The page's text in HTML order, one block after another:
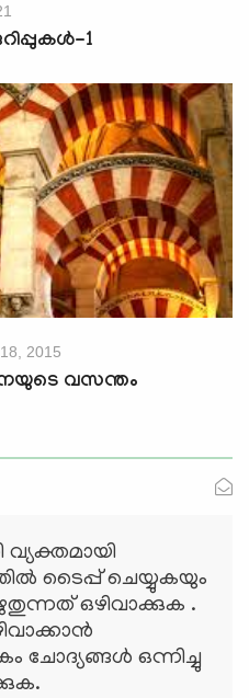
1
2015
വസന്തം
ടൈപ്പ് ചെയ്യുകയും
ഒഴിവാക്കുക .
ചോദ്യങ്ങള്‍ ഒന്നിച്ചു